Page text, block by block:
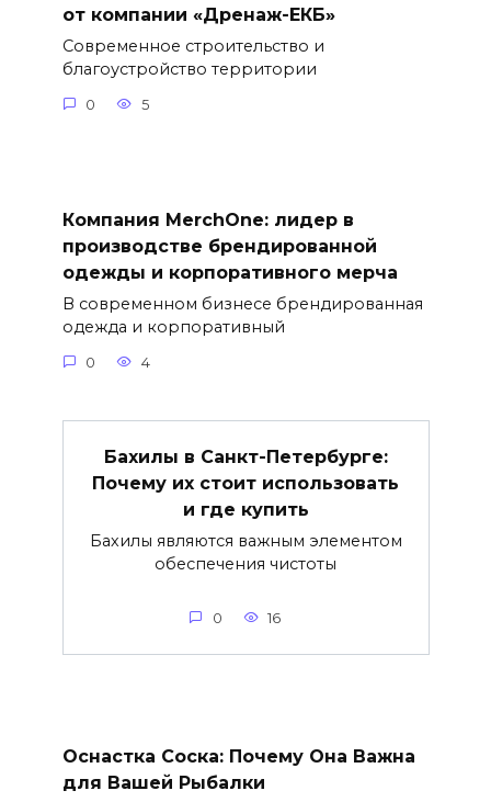
от компании «Дренаж-ЕКБ»
Современное строительство и
благоустройство территории
0 5
Компания MerchOne: лидер в
производстве брендированной
одежды и корпоративного мерча
В современном бизнесе брендированная
одежда и корпоративный
0 4
Бахилы в Санкт-Петербурге:
Почему их стоит использовать
и где купить
Бахилы являются важным элементом
обеспечения чистоты
0 16
Оснастка Соска: Почему Она Важна
для Вашей Рыбалки